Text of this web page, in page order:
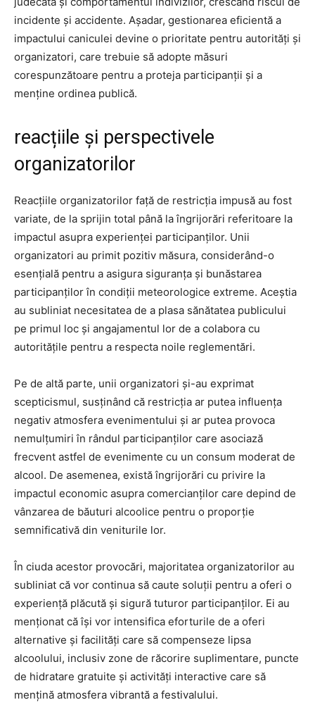
incidente și accidente. Așadar, gestionarea eficientă a
impactului caniculei devine o prioritate pentru autorități și
organizatori, care trebuie să adopte măsuri
corespunzătoare pentru a proteja participanții și a
menține ordinea publică.
reacțiile și perspectivele
organizatorilor
Reacțiile organizatorilor față de restricția impusă au fost
variate, de la sprijin total până la îngrijorări referitoare la
impactul asupra experienței participanților. Unii
organizatori au primit pozitiv măsura, considerând-o
esențială pentru a asigura siguranța și bunăstarea
participanților în condiții meteorologice extreme. Aceștia
au subliniat necesitatea de a plasa sănătatea publicului
pe primul loc și angajamentul lor de a colabora cu
autoritățile pentru a respecta noile reglementări.
Pe de altă parte, unii organizatori și-au exprimat
scepticismul, susținând că restricția ar putea influența
negativ atmosfera evenimentului și ar putea provoca
nemulțumiri în rândul participanților care asociază
frecvent astfel de evenimente cu un consum moderat de
alcool. De asemenea, există îngrijorări cu privire la
impactul economic asupra comercianților care depind de
vânzarea de băuturi alcoolice pentru o proporție
semnificativă din veniturile lor.
În ciuda acestor provocări, majoritatea organizatorilor au
subliniat că vor continua să caute soluții pentru a oferi o
experiență plăcută și sigură tuturor participanților. Ei au
menționat că își vor intensifica eforturile de a oferi
alternative și facilități care să compenseze lipsa
alcoolului, inclusiv zone de răcorire suplimentare, puncte
de hidratare gratuite și activități interactive care să
mențină atmosfera vibrantă a festivalului.